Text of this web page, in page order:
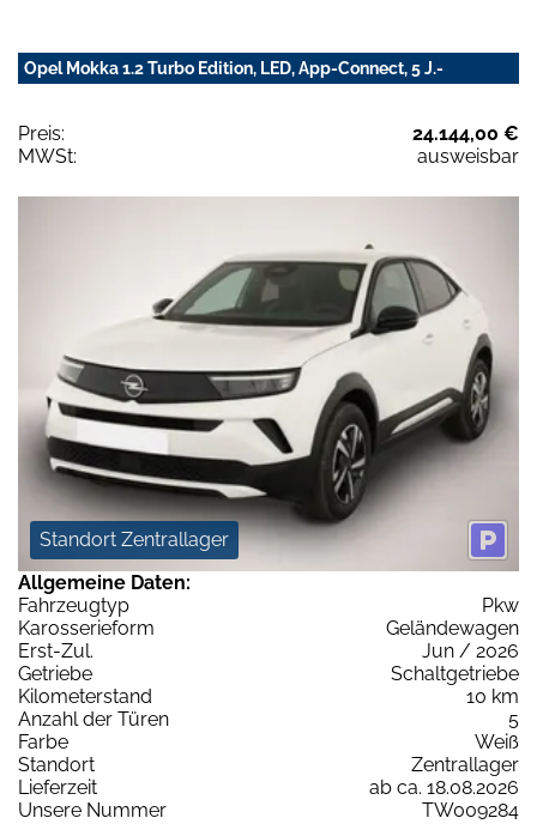
Opel Mokka 1.2 Turbo Edition, LED, App-Connect, 5 J.-
Preis:
24.144,00 €
MWSt:
ausweisbar
Standort Zentrallager
Allgemeine Daten:
Fahrzeugtyp
Pkw
Karosserieform
Geländewagen
Erst-Zul.
Jun / 2026
Getriebe
Schaltgetriebe
Kilometerstand
10 km
Anzahl der Türen
5
Farbe
Weiß
Standort
Zentrallager
Lieferzeit
ab ca. 18.08.2026
Unsere Nummer
TW009284